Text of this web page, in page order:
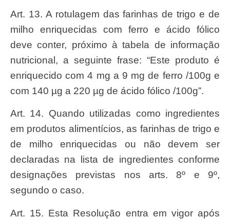
Art. 13. A rotulagem das farinhas de trigo e de
milho enriquecidas com ferro e ácido fólico
deve conter, próximo à tabela de informação
nutricional, a seguinte frase: “Este produto é
enriquecido com 4 mg a 9 mg de ferro /100g e
com 140 µg a 220 µg de ácido fólico /100g”.
Art. 14. Quando utilizadas como ingredientes
em produtos alimentícios, as farinhas de trigo e
de milho enriquecidas ou não devem ser
declaradas na lista de ingredientes conforme
designações previstas nos arts. 8º e 9º,
segundo o caso.
Art. 15. Esta Resolução entra em vigor após